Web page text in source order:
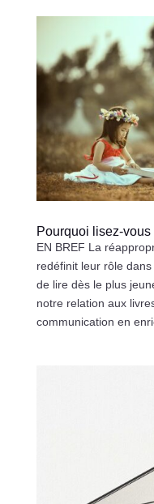
Pourquoi lisez-vous
EN BREF La
redéfinit leur rôle
de lire dès le plus
notre relation aux
communication en